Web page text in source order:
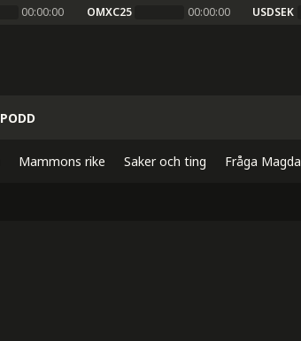
00:00:00 OMXC25 00:00:00 USDSEK
PODD
Mammons rike Saker och ting Fråga Magda